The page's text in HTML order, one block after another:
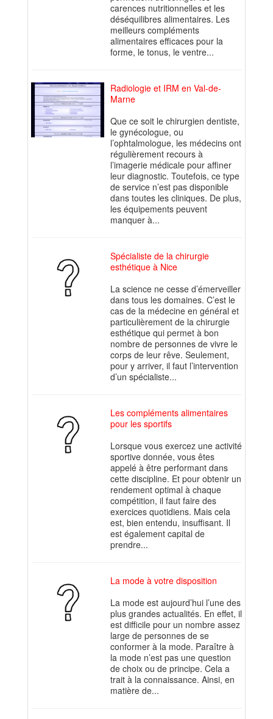
carences nutritionnelles et les
déséquilibres alimentaires. Les
meilleurs compléments
alimentaires efficaces pour la
forme, le tonus, le ventre...
Radiologie et IRM en Val-de-
Marne
Que ce soit le chirurgien dentiste,
le gynécologue, ou
l’ophtalmologue, les médecins ont
régulièrement recours à
l’imagerie médicale pour affiner
leur diagnostic. Toutefois, ce type
de service n’est pas disponible
dans toutes les cliniques. De plus,
les équipements peuvent
manquer à...
Spécialiste de la chirurgie
esthétique à Nice
La science ne cesse d’émerveiller
dans tous les domaines. C’est le
cas de la médecine en général et
particulièrement de la chirurgie
esthétique qui permet à bon
nombre de personnes de vivre le
corps de leur rêve. Seulement,
pour y arriver, il faut l’intervention
d’un spécialiste...
Les compléments alimentaires
pour les sportifs
Lorsque vous exercez une activité
sportive donnée, vous êtes
appelé à être performant dans
cette discipline. Et pour obtenir un
rendement optimal à chaque
compétition, il faut faire des
exercices quotidiens. Mais cela
est, bien entendu, insuffisant. Il
est également capital de
prendre...
La mode à votre disposition
La mode est aujourd’hui l’une des
plus grandes actualités. En effet, il
est difficile pour un nombre assez
large de personnes de se
conformer à la mode. Paraître à
la mode n’est pas une question
de choix ou de principe. Cela a
trait à la connaissance. Ainsi, en
matière de...